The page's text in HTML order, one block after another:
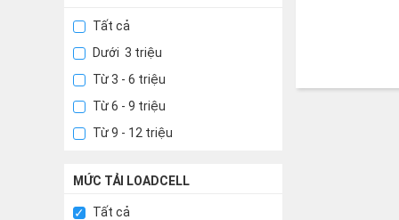
Tất cả
Dưới 3 triệu
Từ 3 - 6 triệu
Từ 6 - 9 triệu
Từ 9 - 12 triệu
MỨC TẢI LOADCELL
Tất cả